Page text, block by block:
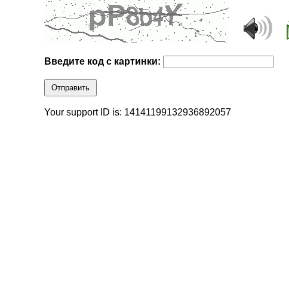
Введите код с картинки:
Отправить
Your support ID is: 14141199132936892057